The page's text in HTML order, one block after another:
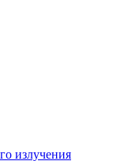
излучения